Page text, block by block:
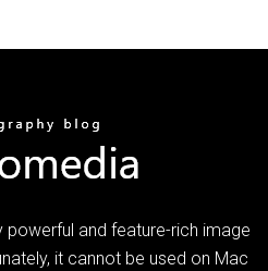
powerful and feature-rich image
it cannot be used on Mac